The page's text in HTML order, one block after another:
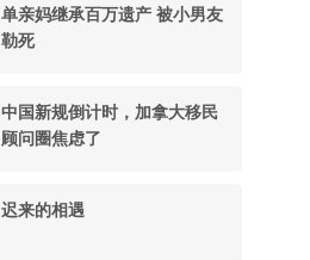
单亲妈继承百万遗产 被小男友
勒死
中国新规倒计时，加拿大移民
顾问圈焦虑了
迟来的相遇